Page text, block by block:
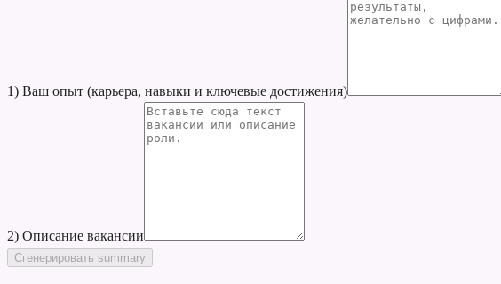
1) Ваш опыт (карьера, навыки и ключевые достижения)
2) Описание вакансии
Сгенерировать summary